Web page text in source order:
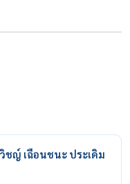
ญ์ เฉือนชนะ ประเดิม